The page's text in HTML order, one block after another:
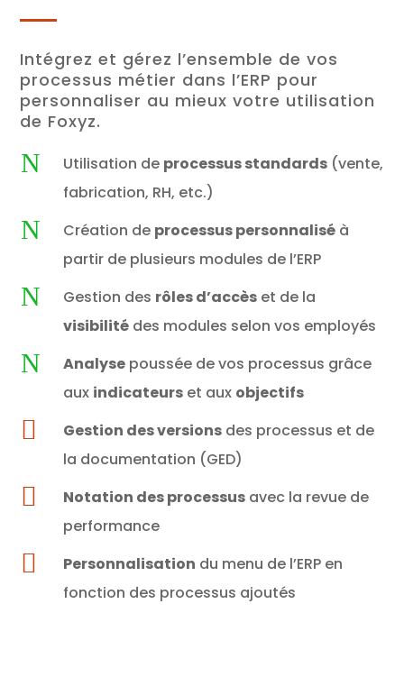
Intégrez et gérez l’ensemble de vos
processus métier dans l’ERP pour
personnaliser au mieux votre utilisation
de Foxyz.
N Utilisation de processus standards(vente,
fabrication, RH, etc.)
N Création de processus personnaliséà
partir de plusieurs modules de l’ERP
N Gestion des rôles d’accèset de la
visibilitédes modules selon vos employés
N Analysepoussée de vos processus grâce
aux indicateurset aux objectifs
 Gestion des versionsdes processus et de
la documentation (GED)
 Notation des processusavec la revue de
performance
 Personnalisation du menu de l’ERP en
fonction des processus ajoutés